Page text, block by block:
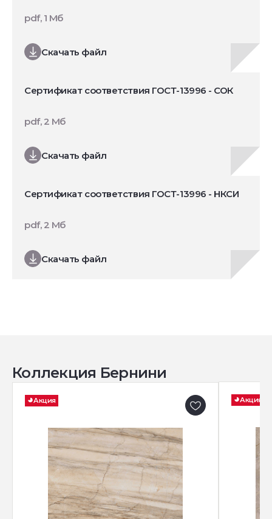
Скачать файл
pdf, 1 Мб
Сертификат соответствия ГОСТ-13996 - СОК
Скачать файл
pdf, 2 Мб
Сертификат соответствия ГОСТ-13996 - НКСИ
Скачать файл
pdf, 2 Мб
Коллекция Бернини
Акция Акция